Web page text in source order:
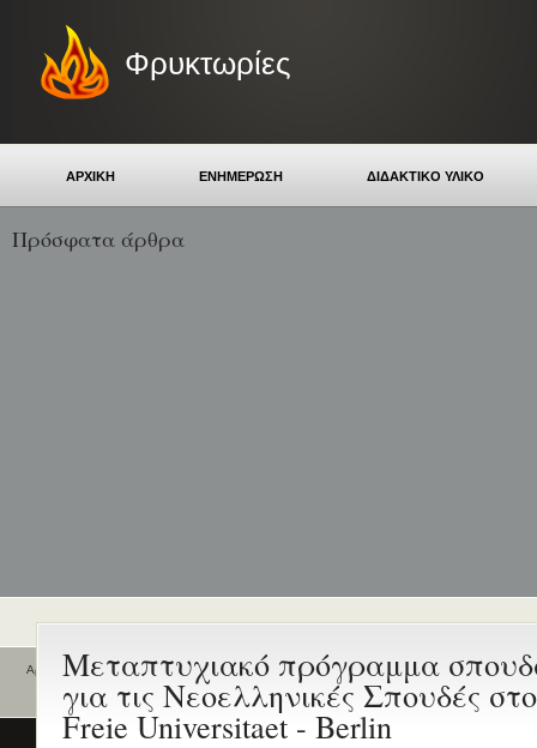
Φρυκτωρίες
ΑΡΧΙΚΗ ΕΝΗΜΕΡΩΣΗ ΔΙΔΑΚΤΙΚΟ ΥΛΙΚΟ
Πρόσφατα άρθρα
Μεταπτυχιακό πρόγραμμα
για τις Νεοελληνικές Σπουδές στο
Freie Universitaet - Berlin
Αρχική
Ποιοι είναι εδώ
Είναι εδώ αυτή τη στιγμή0 χρήστες
Ενεργά θέματα
συζήτησης